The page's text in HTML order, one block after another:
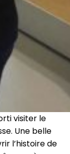
visiter le
Une belle
l’histoire de